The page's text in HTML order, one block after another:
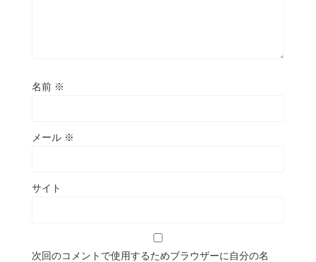
名前 ※
メール ※
サイト
次回のコメントで使用するためブラウザーに自分の名